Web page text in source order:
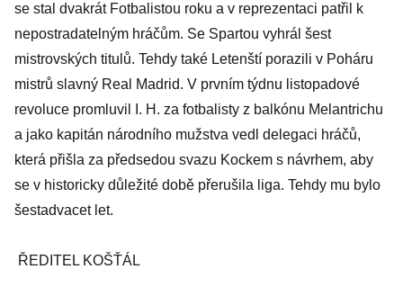
se stal dvakrát Fotbalistou roku a v reprezentaci patřil k
nepostradatelným hráčům. Se Spartou vyhrál šest
mistrovských titulů. Tehdy také Letenští porazili v Poháru
mistrů slavný Real Madrid. V prvním týdnu listopadové
revoluce promluvil I. H. za fotbalisty z balkónu Melantrichu
a jako kapitán národního mužstva vedl delegaci hráčů,
která přišla za předsedou svazu Kockem s návrhem, aby
se v historicky důležité době přerušila liga. Tehdy mu bylo
šestadvacet let.
ŘEDITEL KOŠŤÁL